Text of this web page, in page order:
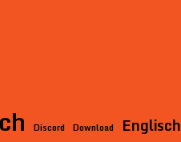
Discord Download Englisch